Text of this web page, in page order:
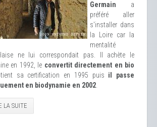
Germain a
préféré aller
s'installer dans
la Loire car la
mentalité
ne lui correspondait pas. Il achète le
en 1992, le convertit directement en bio
sa certification en 1995 puis il passe
en biodynamie en 2002
LA SUITE